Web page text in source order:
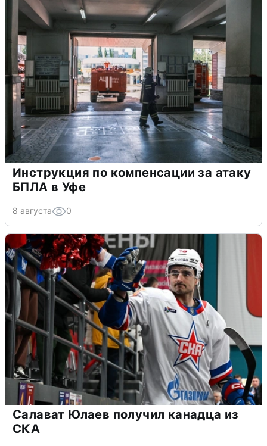
Инструкция по компенсации за атаку
БПЛА в Уфе
8 августа 0
Салават Юлаев получил канадца из
СКА